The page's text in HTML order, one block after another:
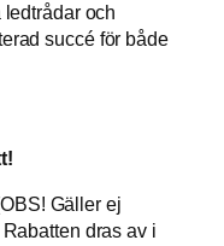
och
succé för både
Gäller ej
dras av i